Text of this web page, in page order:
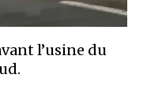
l’usine du